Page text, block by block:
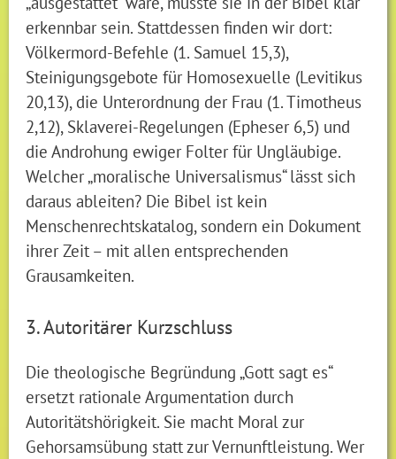
erkennbar sein. Stattdessen finden wir dort:
Völkermord-Befehle (1. Samuel 15,3),
Steinigungsgebote für Homosexuelle (Levitikus
20,13), die Unterordnung der Frau (1. Timotheus
2,12), Sklaverei-Regelungen (Epheser 6,5) und
die Androhung ewiger Folter für Ungläubige.
Welcher „moralische Universalismus“ lässt sich
daraus ableiten? Die Bibel ist kein
Menschenrechtskatalog, sondern ein Dokument
ihrer Zeit – mit allen entsprechenden
Grausamkeiten.
3. Autoritärer Kurzschluss
Die theologische Begründung „Gott sagt es“
ersetzt rationale Argumentation durch
Autoritätshörigkeit. Sie macht Moral zur
Gehorsamsübung statt zur Vernunftleistung. Wer